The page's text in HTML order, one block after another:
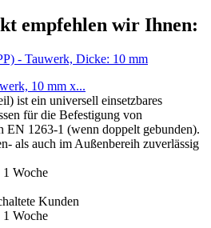
empfehlen wir Ihnen:
10 mm x...
ist ein universell einsetzbares
für die Befestigung von
EN 1263-1 (wenn doppelt gebunden).
als auch im Außenbereih zuverlässig
Woche
Kunden
Woche